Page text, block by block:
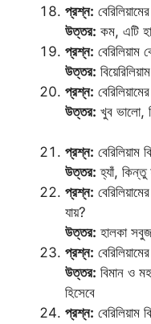
প্রশ্ন:
উত্তর: কম, এটি
প্রশ্ন:
উত্তর:
প্রশ্ন:
উত্তর: খুব ভালো,
প্রশ্ন: বেরিলিয়াম
উত্তর: হ্যাঁ, কিন্তু
প্রশ্ন:
যায়?
উত্তর: হালকা
প্রশ্ন:
উত্তর: বিমান ও
হিসেবে
প্রশ্ন: বেরিলিয়াম